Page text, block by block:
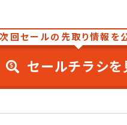
次回セールの先取り情報を
セールチラシを